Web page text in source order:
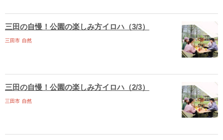
三田の自慢！公園の楽しみ方イロハ（3/3）
三田市 自然
三田の自慢！公園の楽しみ方イロハ（2/3）
三田市 自然